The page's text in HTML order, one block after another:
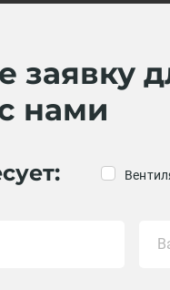
заявку
нами